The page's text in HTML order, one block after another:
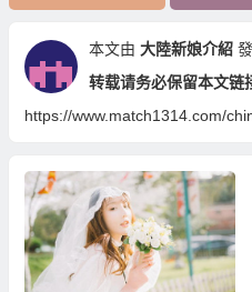
本文由 大陸新娘介紹
转载请务必保留本文链
https://www.match1314.com/